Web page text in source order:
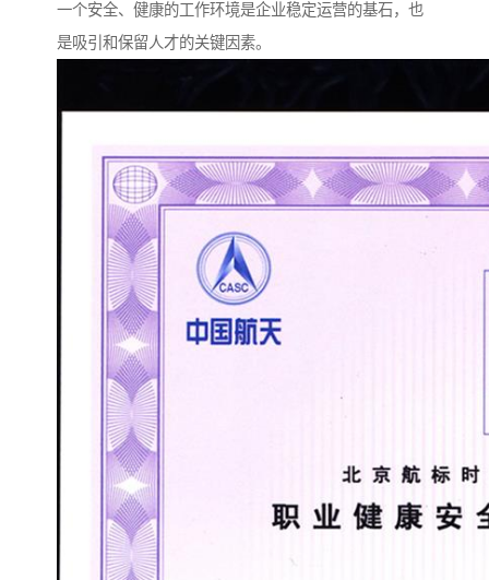
一个安全、健康的工作环境是企业稳定运营的基石，也
是吸引和保留人才的关键因素。